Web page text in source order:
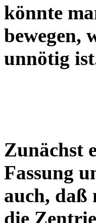
könnte
bewegen,
Zunächst
Fassung
auch, daß
die